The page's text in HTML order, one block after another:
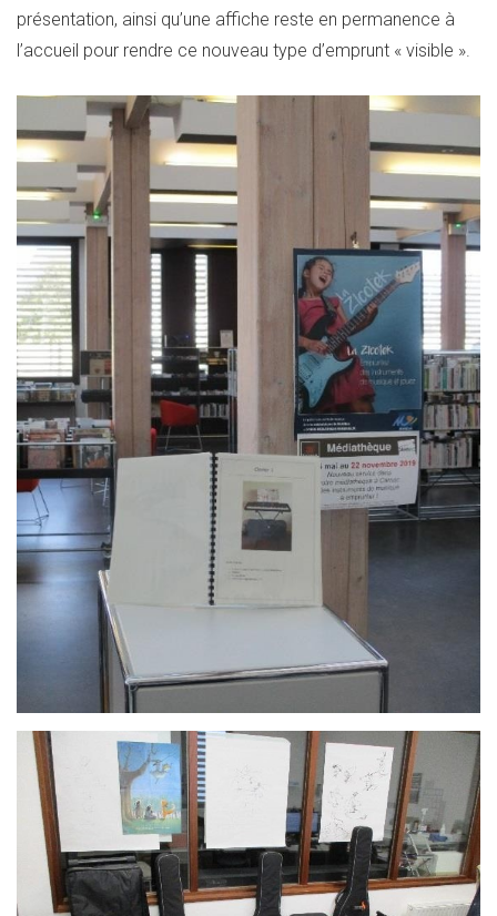
présentation, ainsi qu’une affiche reste en permanence à
l’accueil pour rendre ce nouveau type d’emprunt « visible ».